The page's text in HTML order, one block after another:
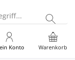
Warenkorb
Konto